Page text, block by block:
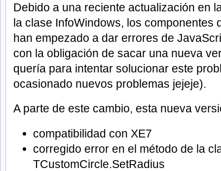
Debido a una reciente actualización en
la clase InfoWindows, los componentes
han empezado a dar errores de
con la obligación de sacar una nueva
quería para intentar solucionar este
ocasionado nuevos problemas jejeje).
A parte de este cambio, esta nueva
compatibilidad con XE7
corregido error en el método de la
TCustomCircle.SetRadius